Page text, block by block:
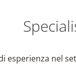
esperienza nel